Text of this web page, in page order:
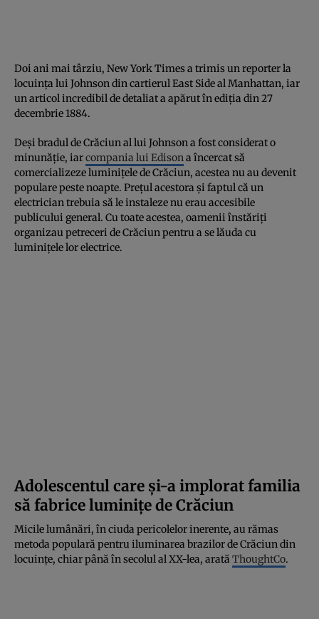
Doi ani mai târziu, New York Times a trimis un reporter la
locuința lui Johnson din cartierul East Side al Manhattan, iar
un articol incredibil de detaliat a apărut în ediția din 27
decembrie 1884.
Deși bradul de Crăciun al lui Johnson a fost considerat o
minunăție, iarcompania lui Edisona încercat să
comercializeze luminițele de Crăciun, acestea nu au devenit
populare peste noapte. Prețul acestora și faptul că un
electrician trebuia să le instaleze nu erau accesibile
publicului general. Cu toate acestea, oamenii înstăriți
organizau petreceri de Crăciun pentru a se lăuda cu
luminițele lor electrice.
Adolescentul care și-a implorat familia
săfabriceluminițe de Crăciun
Micile lumânări, în ciuda pericolelor inerente, au rămas
metoda populară pentru iluminarea brazilor de Crăciun din
locuințe, chiar până în secolul al XX-lea, arată ThoughtCo.